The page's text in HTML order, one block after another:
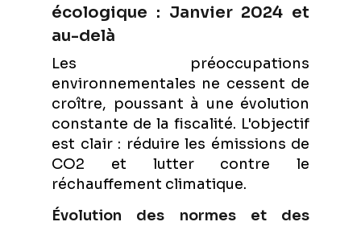
écologique : Janvier 2024 et
au-delà
Les préoccupations
environnementales ne cessent de
croître, poussant à une évolution
constante de la fiscalité. L'objectif
est clair : réduire les émissions de
CO2 et lutter contre le
réchauffement climatique.
Évolution des normes et des